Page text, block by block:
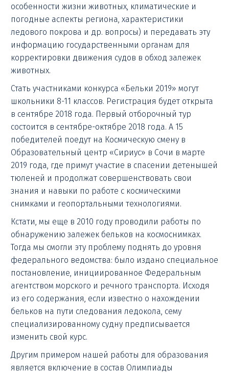
особенности жизни животных, климатические и
погодные аспекты региона, характеристики
ледового покрова и др. вопросы) и передавать эту
информацию государственными органам для
корректировки движения судов в обход залежек
животных.
Стать участниками конкурса «Бельки 2019» могут
школьники 8-11 классов. Регистрация будет открыта
в сентябре 2018 года. Первый отборочный тур
состоится в сентябре-октябре 2018 года. А 15
победителей поедут на Космическую смену в
Образовательный центр «Сириус» в Сочи в марте
2019 года, где примут участие в спасении детенышей
тюленей и продолжат совершенствовать свои
знания и навыки по работе с космическими
снимками и геопортальными технологиями.
Кстати, мы еще в 2010 году проводили работы по
обнаружению залежек бельков на космоснимках.
Тогда мы смогли эту проблему поднять до уровня
федерального ведомства: было издано специальное
постановление, инициированное Федеральным
агентством морского и речного транспорта. Исходя
из его содержания, если известно о нахождении
бельков на пути следования ледокола, сему
специализированному судну предписывается
изменить свой курс.
Другим примером нашей работы для образования
является включение в состав Олимпиады